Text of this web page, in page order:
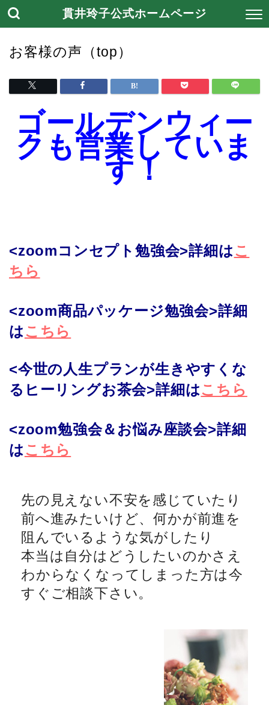
貫井玲子公式ホームページ
お客様の声（top）
ゴールデンウィー
クも営業していま
す！
<zoomコンセプト勉強会>詳細は こ
ちら
<zoom商品パッケージ勉強会>詳細
は こちら
<今世の人生プランが生きやすくな
るヒーリングお茶会>詳細はこちら
<zoom勉強会＆お悩み座談会>詳細
は こちら
先の見えない不安を感じていたり
前へ進みたいけど、何かが前進を
阻んでいるような気がしたり
本当は自分はどうしたいのかさえ
わからなくなってしまった方は今
すぐご相談下さい。